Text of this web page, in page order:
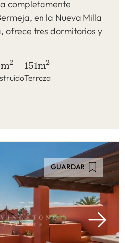
completamente
en la Nueva Milla
ofrece tres dormitorios y
2 151m2
Terraza
GUARDAR